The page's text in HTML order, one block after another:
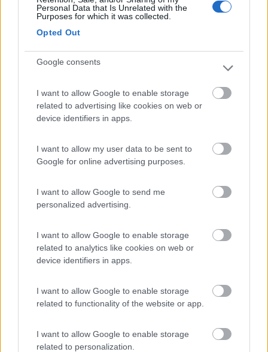
Personal Data that Is Unrelated with the
Purposes for which it was collected.
Opted Out
Google consents
I want to allow Google to enable storage
related to advertising like cookies on web or
device identifiers in apps.
I want to allow my user data to be sent to
Google for online advertising purposes.
I want to allow Google to send me
personalized advertising.
I want to allow Google to enable storage
related to analytics like cookies on web or
device identifiers in apps.
I want to allow Google to enable storage
related to functionality of the website or app.
I want to allow Google to enable storage
related to personalization.
____________________________________
Tommaso IZ4DJI
29171
se vuoi sostituire tutto il rubinetto puoi farlo ma è più brigoso e
costoso della sostituzione/riparazione del solo microinterrutore
gia tu trattato pou vole qui su col Mi chiedevo quale hymer e a
„Passare per idiota agli occhi di un imbecille è voluttà da finissimo
buongustaio.“ — Georges Courteline
Lbor
604
In risposta al messaggio disalitodel